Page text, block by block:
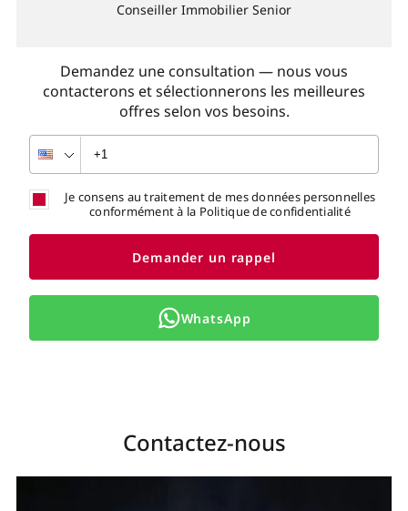
Demandez une consultation — nous vous
contacterons et sélectionnerons les meilleures
offres selon vos besoins.
Conseiller Immobilier Senior
Je consens au traitement de mes données personnelles
conformément à la Politique de confidentialité
Demander un rappel
WhatsApp
Contactez-nous